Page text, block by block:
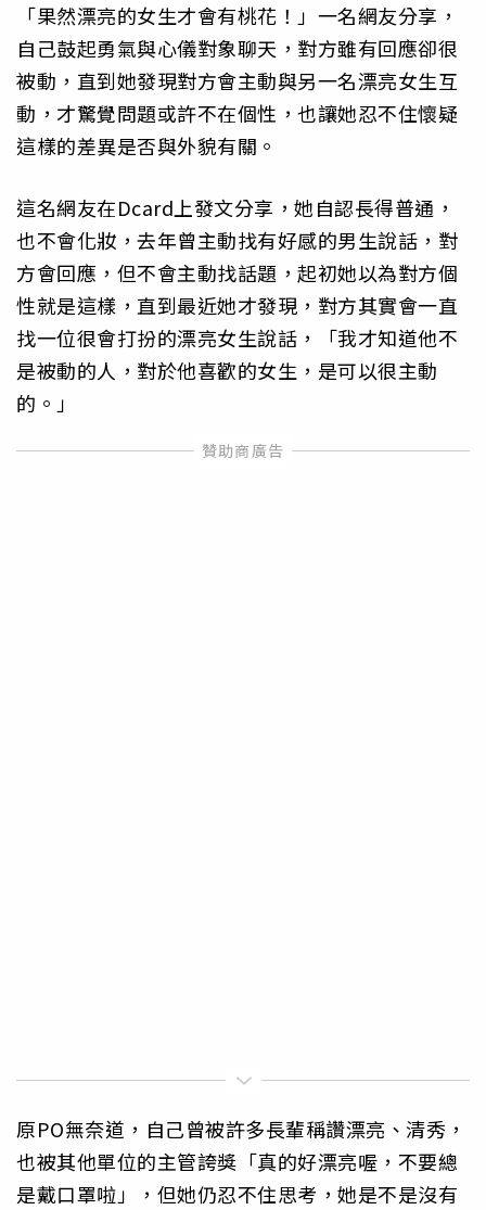
「果然漂亮的女生才會有桃花！」一名網友分享，
自己鼓起勇氣與心儀對象聊天，對方雖有回應卻很
被動，直到她發現對方會主動與另一名漂亮女生互
動，才驚覺問題或許不在個性，也讓她忍不住懷疑
這樣的差異是否與外貌有關。
這名網友在Dcard上發文分享，她自認長得普通，
也不會化妝，去年曾主動找有好感的男生說話，對
方會回應，但不會主動找話題，起初她以為對方個
性就是這樣，直到最近她才發現，對方其實會一直
找一位很會打扮的漂亮女生說話，「我才知道他不
是被動的人，對於他喜歡的女生，是可以很主動
的。」
原PO無奈道，自己曾被許多長輩稱讚漂亮、清秀，
也被其他單位的主管誇獎「真的好漂亮喔，不要總
是戴口罩啦」，但她仍忍不住思考，她是不是沒有